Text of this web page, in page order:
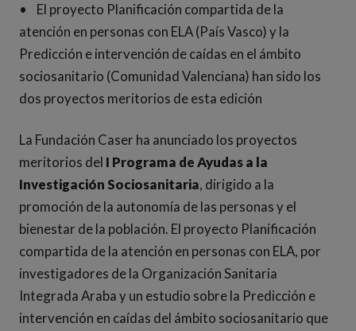
• El proyecto Planificación compartida de la
atención en personas con ELA (País Vasco) y la
Predicción e intervención de caídas en el ámbito
sociosanitario (Comunidad Valenciana) han sido los
dos proyectos meritorios de esta edición
La Fundación Caser ha anunciado los proyectos
meritorios del I Programa de Ayudas a la
Investigación Sociosanitaria, dirigido a la
promoción de la autonomía de las personas y el
bienestar de la población. El proyecto Planificación
compartida de la atención en personas con ELA, por
investigadores de la Organización Sanitaria
Integrada Araba y un estudio sobre la Predicción e
intervención en caídas del ámbito sociosanitario que